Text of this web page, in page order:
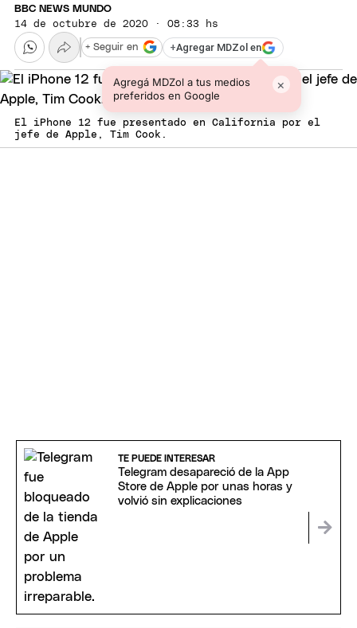
BBC NEWS MUNDO
14 de octubre de 2020 · 08:33 hs
+Agregar MDZol en
Agregá MDZol a tus medios
preferidos en Google
×
+ Seguir en
El iPhone 12 fue presentado en California por el
jefe de Apple, Tim Cook.
TE PUEDE INTERESAR
Telegram desapareció de la App
Store de Apple por unas horas y
volvió sin explicaciones